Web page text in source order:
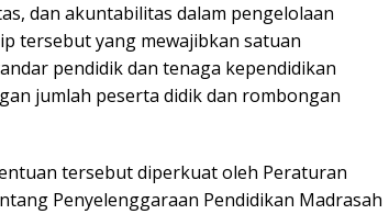
dan akuntabilitas dalam pengelolaan
tersebut yang mewajibkan satuan
pendidik dan tenaga kependidikan
jumlah peserta didik dan rombongan
tersebut diperkuat oleh Peraturan
Penyelenggaraan Pendidikan Madrasah